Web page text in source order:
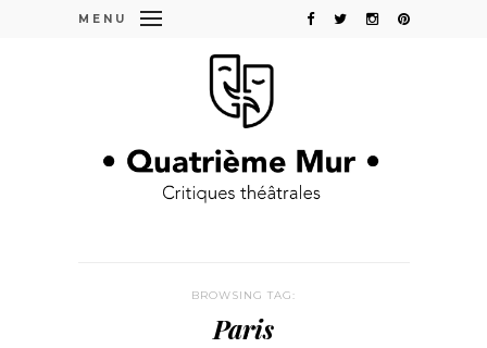
MENU
BROWSING TAG:
Paris